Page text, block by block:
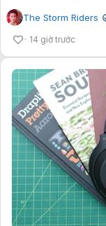
The Storm Riders
14 giờ trước